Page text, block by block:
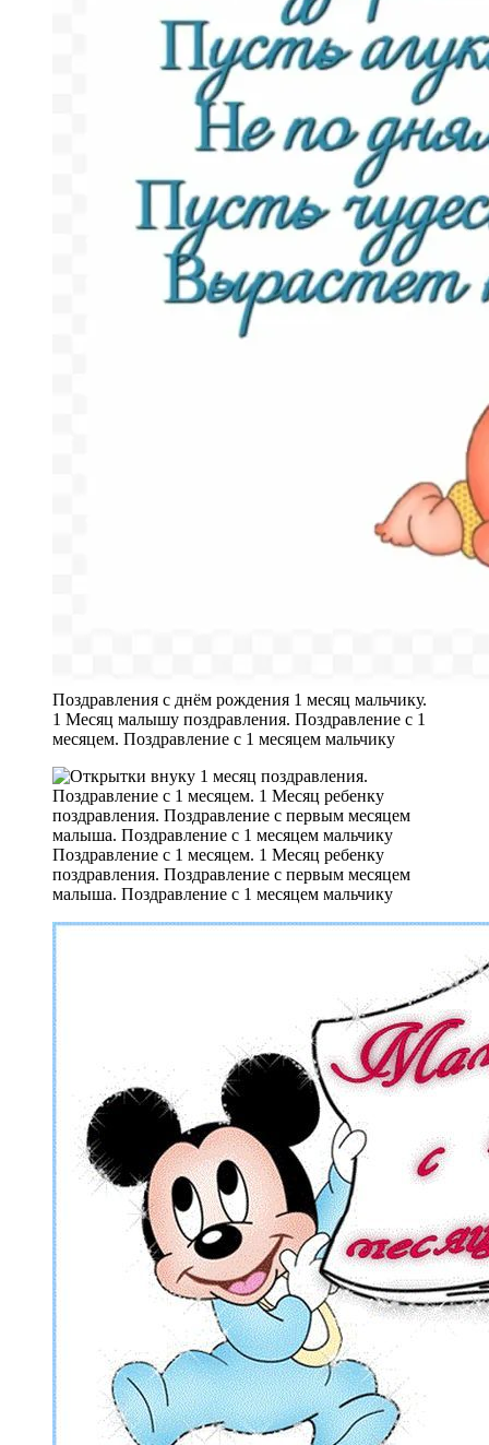
Поздравления с днём рождения 1 месяц мальчику.
1 Месяц малышу поздравления. Поздравление с 1
месяцем. Поздравление с 1 месяцем мальчику
Поздравление с 1 месяцем. 1 Месяц ребенку
поздравления. Поздравление с первым месяцем
малыша. Поздравление с 1 месяцем мальчику